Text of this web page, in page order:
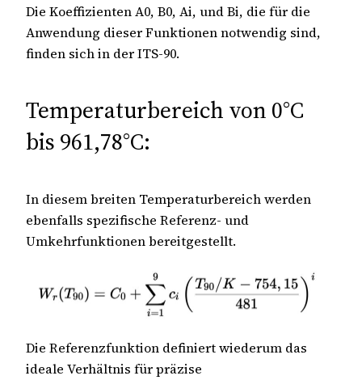
Die Koeffizienten A0, B0, Ai, und Bi, die für die
Anwendung dieser Funktionen notwendig sind,
finden sich in der ITS-90.
Temperaturbereich von 0°C
bis 961,78°C:
In diesem breiten Temperaturbereich werden
ebenfalls spezifische Referenz- und
Umkehrfunktionen bereitgestellt.
Die Referenzfunktion definiert wiederum das
ideale Verhältnis für präzise